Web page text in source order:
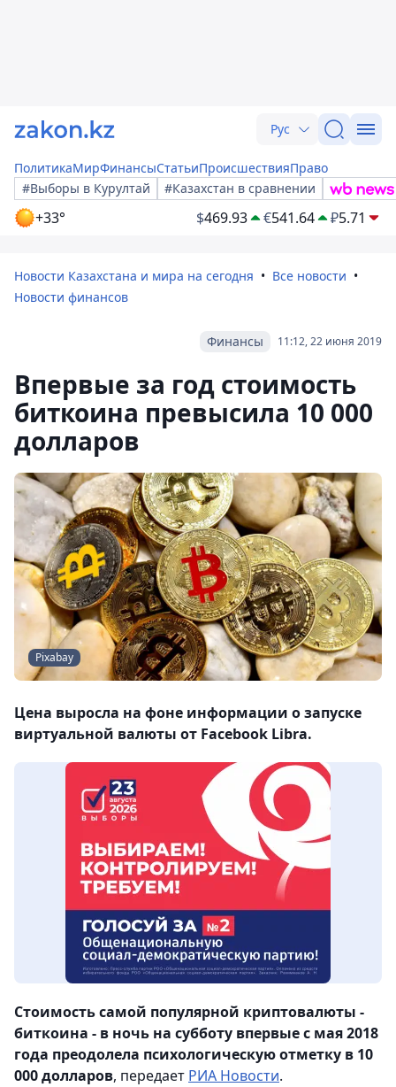
Рус
ПолитикаМирФинансыСтатьиПроисшествияПраво
#Выборы в Курултай
#Казахстан в сравнении
+33° $469.93 €541.64 ₽5.71
Новости Казахстана и мира на сегодня
Все новости
Новости финансов
11:12, 22 июня 2019
Финансы
Впервые за год стоимость
биткоина превысила 10 000
долларов
Pixabay
Цена выросла на фоне информации о запуске
виртуальной валюты от Facebook Libra.
Стоимость самой популярной криптовалюты -
биткоина - в ночь на субботу впервые с мая 2018
года преодолела психологическую отметку в 10
000 долларов, передает РИА Новости.